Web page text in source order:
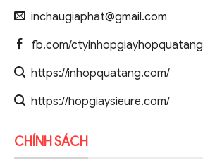
inchaugiaphat@gmail.com
fb.com/ctyinhopgiayhopquatang
https://inhopquatang.com/
https://hopgiaysieure.com/
CHÍNH SÁCH